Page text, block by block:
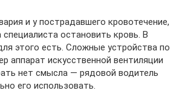
и у пострадавшего кровотечение,
остановить кровь. В
этого есть. Сложные устройства по
аппарат искусственной вентиляции
нет смысла — рядовой водитель
его использовать.